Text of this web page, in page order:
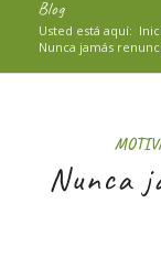
Blog
Usted está aquí:
Nunca jamás
Nunca